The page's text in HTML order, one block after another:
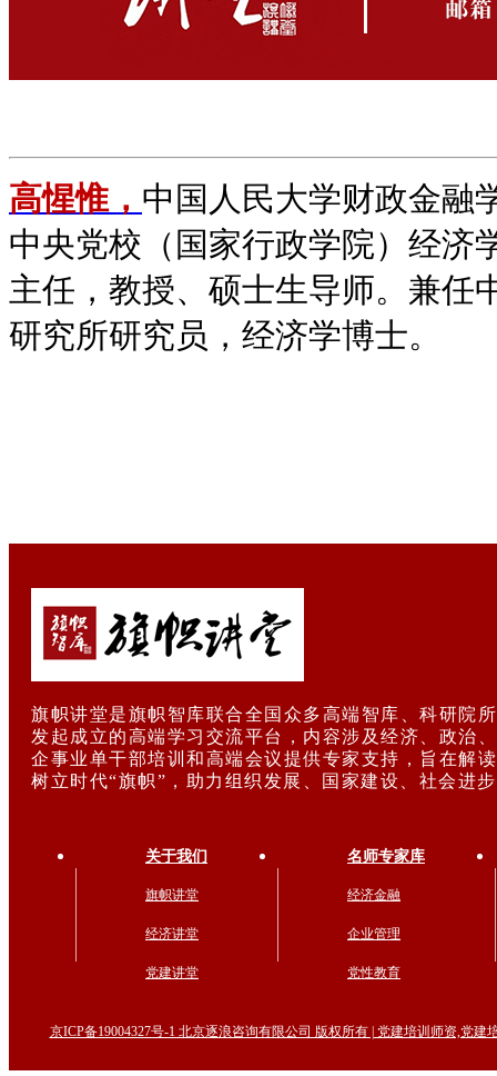
高惺惟， 中国人民大学财政金融
中央党校（国家行政学院）经济
主任，教授、硕士生导师。兼任
研究所研究员，经济学博士。
旗帜讲堂是旗帜智库联合全国众多高端智库、科研院
发起成立的高端学习交流平台，内容涉及经济、政治
企事业单干部培训和高端会议提供专家支持，旨在解
树立时代“旗帜”，助力组织发展、国家建设、社会进
关于我们
旗帜讲堂
经济讲堂
党建讲堂
名师专家库
经济金融
企业管理
党性教育
京ICP备19004327号-1 北京逐浪咨询有限公司 版权所有 | 党建培训师资,党